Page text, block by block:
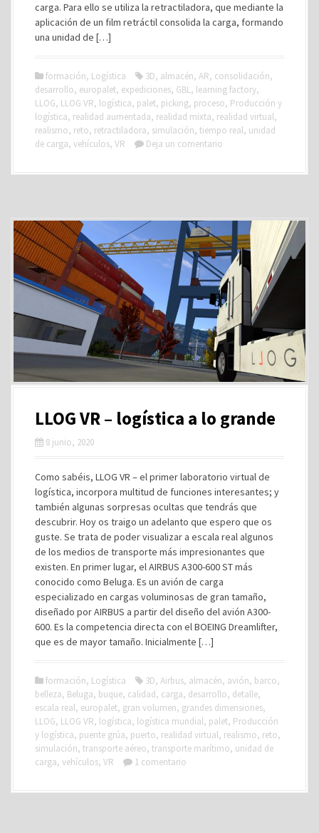
carga. Para ello se utiliza la retractiladora, que mediante la
aplicación de un film retráctil consolida la carga, formando
una unidad de […]
formación, Logística 3D, almacén, AR, consolidación,
desarrollo, europalet, expediciones, GBL, learning factory,
LLOG, LLOG VR, logística, palet, picking, proceso, Producción y
logística, realidad aumentada, realidad mixta, realidad virtual,
realismo, reto, retractiladora, simulación, tiempo real, unidad
de carga, vehículos, VR Deja un comentario
LLOG VR – logística a lo grande
8 junio, 2020
Como sabéis, LLOG VR – el primer laboratorio virtual de
logística, incorpora multitud de funciones interesantes; y
también algunas sorpresas ocultas que tendrás que
descubrir. Hoy os traigo un adelanto que espero que os
guste. Se trata de poder visualizar a escala real algunos
de los medios de transporte más impresionantes que
existen. En primer lugar, el AIRBUS A300-600 ST más
conocido como Beluga. Es un avión de carga
especializado en cargas voluminosas de gran tamaño,
diseñado por AIRBUS a partir del diseño del avión A300-
600. Es la competencia directa con el BOEING Dreamlifter,
que es de mayor tamaño. Inicialmente […]
formación, Logística 3D, Airbus, almacén, avión, barco,
belleza, Beluga, buque, calidad, carga, desarrollo, detalle,
escala real, europalet, gran volumen, grandes dimensiones,
LLOG, LLOG VR, logística, logística mundial, palet, Producción
y logística, puente grúa, puerto, realidad virtual, realismo, reto,
simulación, transporte aéreo, transporte marítimo, unidad de
carga, vehículos, VR 1 comentario